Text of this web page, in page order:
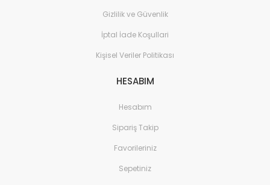
Gizlilik ve Güvenlik
İptal İade Koşullari
Kişisel Veriler Politikası
HESABIM
Hesabım
Sipariş Takip
Favorileriniz
Sepetiniz